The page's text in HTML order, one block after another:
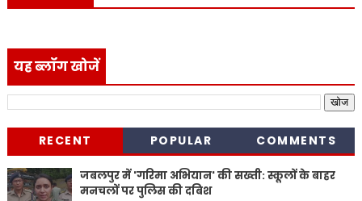
यह ब्लॉग खोजें
RECENT POPULAR COMMENTS
जबलपुर में 'गरिमा अभियान' की सख्ती: स्कूलों के बाहर
मनचलों पर पुलिस की दबिश